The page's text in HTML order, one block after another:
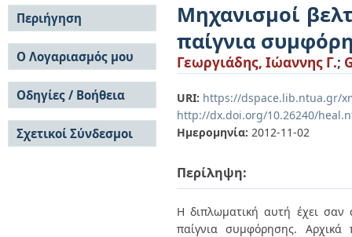
Μηχανισμοί
παίγνια
Γεωργιάδης, Ιώαννης Γ.;
URI: https://dspace.lib.ntua.gr/
http://dx.doi.org/10.26240/
Ημερομηνία: 2012-11-02
Περίληψη:
Η διπλωματική αυτή έχει σαν
παίγνια συμφόρησης.
Περιήγηση
Σε όλο το DSpace
Κοινότητες & Συλλογές
Ανά Ημερομηνία
Έκδοσης
Συγγραφείς
Τίτλοι
Θέματα
Ο Λογαριασμός μου
Σύνδεση
Εγγραφή
Οδηγίες / Βοήθεια
Οδηγίες Υποβολής
Οδηγίες Χρήσης ΙΑ
Συχνές Ερωτήσεις
Σχετικοί Σύνδεσμοι